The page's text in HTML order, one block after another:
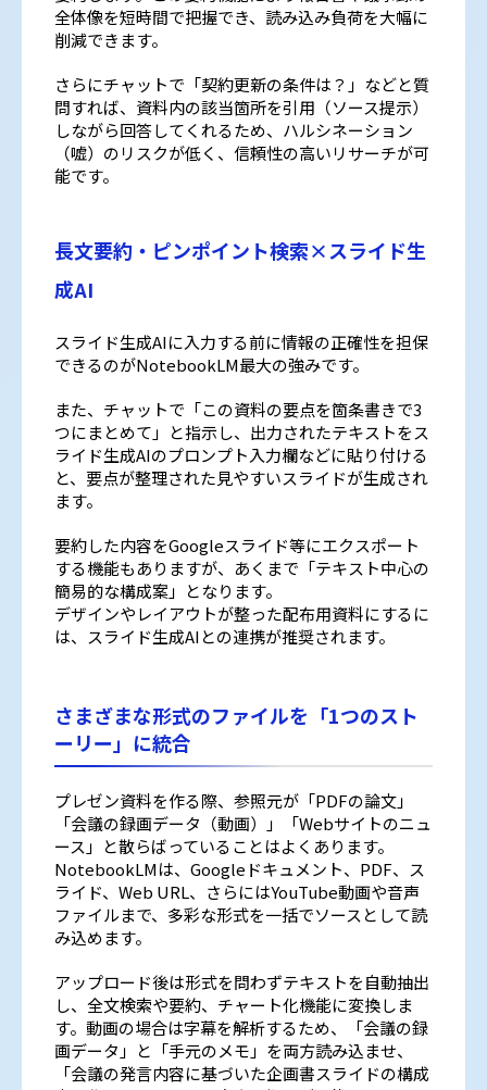
全体像を短時間で把握でき、読み込み負荷を大幅に
削減できます。
さらにチャットで「契約更新の条件は？」などと質
問すれば、資料内の該当箇所を引用（ソース提示）
しながら回答してくれるため、ハルシネーション
（嘘）のリスクが低く、信頼性の高いリサーチが可
能です。
長文要約・ピンポイント検索×スライド生
成AI
スライド生成AIに入力する前に情報の正確性を担保
できるのがNotebookLM最大の強みです。
また、チャットで「この資料の要点を箇条書きで3
つにまとめて」と指示し、出力されたテキストをス
ライド生成AIのプロンプト入力欄などに貼り付ける
と、要点が整理された見やすいスライドが生成され
ます。
要約した内容をGoogleスライド等にエクスポート
する機能もありますが、あくまで「テキスト中心の
簡易的な構成案」となります。
デザインやレイアウトが整った配布用資料にするに
は、スライド生成AIとの連携が推奨されます。
さまざまな形式のファイルを「1つのスト
ーリー」に統合
プレゼン資料を作る際、参照元が「PDFの論文」
「会議の録画データ（動画）」「Webサイトのニュ
ース」と散らばっていることはよくあります。
NotebookLMは、Googleドキュメント、PDF、ス
ライド、Web URL、さらにはYouTube動画や音声
ファイルまで、多彩な形式を一括でソースとして読
み込めます。
アップロード後は形式を問わずテキストを自動抽出
し、全文検索や要約、チャート化機能に変換しま
す。動画の場合は字幕を解析するため、「会議の録
画データ」と「手元のメモ」を両方読み込ませ、
「会議の発言内容に基づいた企画書スライドの構成